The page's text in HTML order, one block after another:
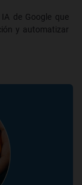
de Google que
y automatizar